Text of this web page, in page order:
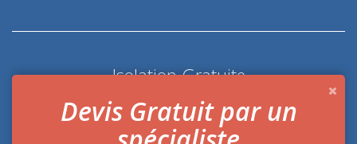
Isolation Gratuite
Coup de pouce économie d'énergie
Devis Gratuit par un